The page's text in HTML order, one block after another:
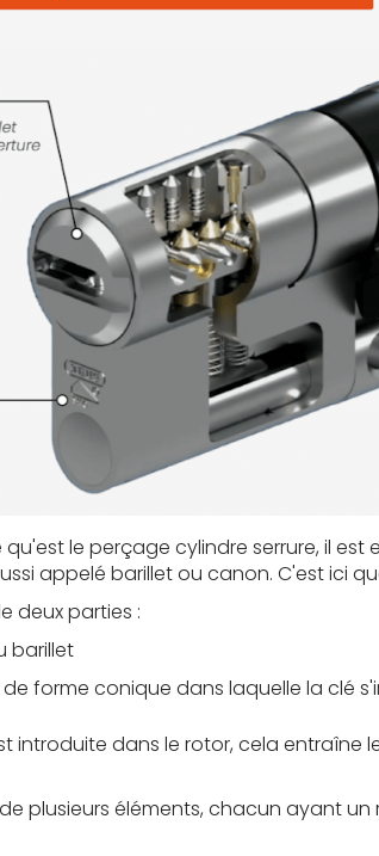
le perçage cylindre serrure, il
appelé barillet ou canon. C'est ici
deux parties :
barillet
forme conique dans laquelle la clé
introduite dans le rotor, cela entraîne
plusieurs éléments, chacun ayant